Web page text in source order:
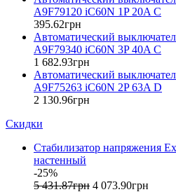
ETI (Словения)
ETREL (Словения)
Evrosvet (Украина)
Extherm (Германия)
F&F (Польша)
FRER (Италия)
FS (Украина)
Galkat (Украина)
GENERICA (Китай)
Gewiss (Италия)
Ginlong Solis (Китай)
A9F79120 iC60N 1P 20A C
395.62грн
Автоматический
A9F79340 iC60N 3P 40A C
1 682.93грн
Автоматический
A9F75263 iC60N 2P 63A D
2 130.96грн
Скидки
Стабилизатор напряжения
настенный
-25%
5 431.87грн 4 073.90грн